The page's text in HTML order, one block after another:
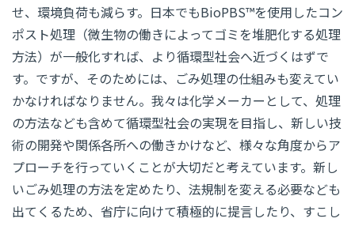
せ、環境負荷も減らす。日本でもBioPBS™を使用したコン
ポスト処理（微生物の働きによってゴミを堆肥化する処理
方法）が一般化すれば、より循環型社会へ近づくはずで
す。ですが、そのためには、ごみ処理の仕組みも変えてい
かなければなりません。我々は化学メーカーとして、処理
の方法なども含めて循環型社会の実現を目指し、新しい技
術の開発や関係各所への働きかけなど、様々な角度からア
プローチを行っていくことが大切だと考えています。新し
いごみ処理の方法を定めたり、法規制を変える必要なども
出てくるため、省庁に向けて積極的に提言したり、すこし